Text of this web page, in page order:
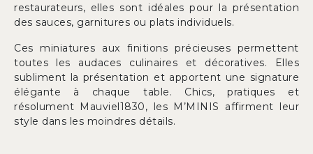
restaurateurs, elles sont idéales pour la présentation
des sauces, garnitures ou plats individuels.
Ces miniatures aux finitions précieuses permettent
toutes les audaces culinaires et décoratives. Elles
subliment la présentation et apportent une signature
élégante à chaque table. Chics, pratiques et
résolument Mauviel1830, les M’MINIS affirment leur
style dans les moindres détails.